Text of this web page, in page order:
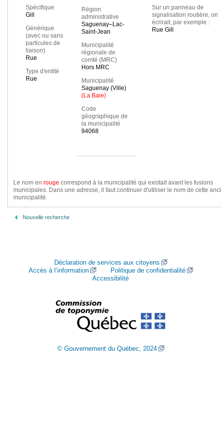
Spécifique
Gill
Générique
(avec ou sans
particules de
liaison)
Rue
Type d'entité
Rue
Région
administrative
Saguenay–Lac-
Saint-Jean
Municipalité
régionale de
comté (MRC)
Hors MRC
Municipalité
Saguenay (Ville)
(La Baie)
Code
géographique de
la municipalité
94068
Sur un panneau de
signalisation routière, on
écrirait, par exemple :
Rue Gill
Le nom en rouge correspond à la municipalité qui existait avant les fusions
municipales. Dans une adresse, il faut continuer d'utiliser le nom de cette
municipalité.
Nouvelle recherche
Déclaration de services aux citoyens
Accès à l’information
Politique de confidentialité
Accessibilité
© Gouvernement du Québec, 2024